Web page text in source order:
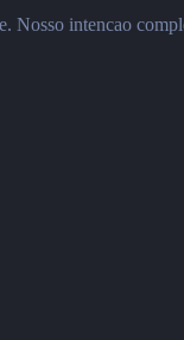
Nosso intencao